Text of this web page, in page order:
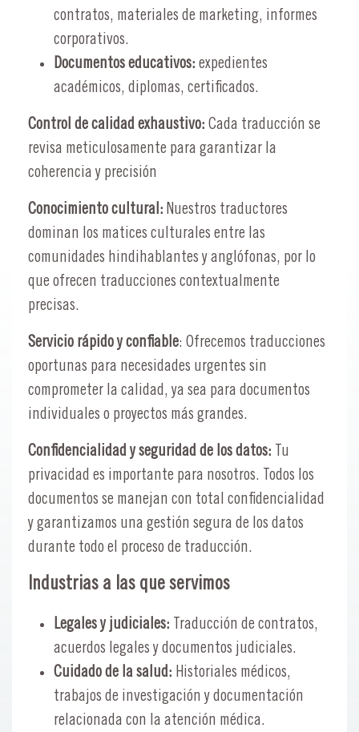
contratos, materiales de marketing, informes
corporativos.
Documentos educativos: expedientes
académicos, diplomas, certificados.
Control de calidad exhaustivo: Cada traducción se
revisa meticulosamente para garantizar la
coherencia y precisión
Conocimiento cultural: Nuestros traductores
dominan los matices culturales entre las
comunidades hindihablantes y anglófonas, por lo
que ofrecen traducciones contextualmente
precisas.
Servicio rápido y confiable: Ofrecemos traducciones
oportunas para necesidades urgentes sin
comprometer la calidad, ya sea para documentos
individuales o proyectos más grandes.
Confidencialidad y seguridad de los datos: Tu
privacidad es importante para nosotros. Todos los
documentos se manejan con total confidencialidad
y garantizamos una gestión segura de los datos
durante todo el proceso de traducción.
Industrias a las que servimos
Legales y judiciales:
Traducción de contratos,
acuerdos legales y documentos judiciales.
Cuidado de la salud: Historiales médicos,
trabajos de investigación y documentación
relacionada con la atención médica.